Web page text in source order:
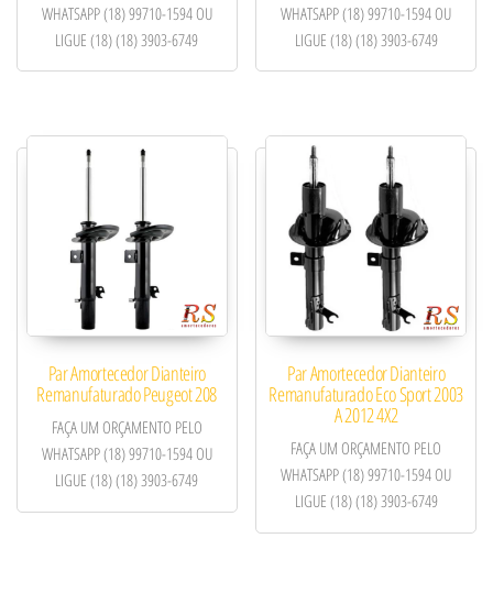
WHATSAPP (18) 99710-1594 OU
LIGUE (18) (18) 3903-6749
WHATSAPP (18) 99710-1594 OU
LIGUE (18) (18) 3903-6749
Par Amortecedor Dianteiro
Remanufaturado Peugeot 208
FAÇA UM ORÇAMENTO PELO
WHATSAPP (18) 99710-1594 OU
LIGUE (18) (18) 3903-6749
Par Amortecedor Dianteiro
Remanufaturado Eco Sport 2003
A 2012 4X2
FAÇA UM ORÇAMENTO PELO
WHATSAPP (18) 99710-1594 OU
LIGUE (18) (18) 3903-6749